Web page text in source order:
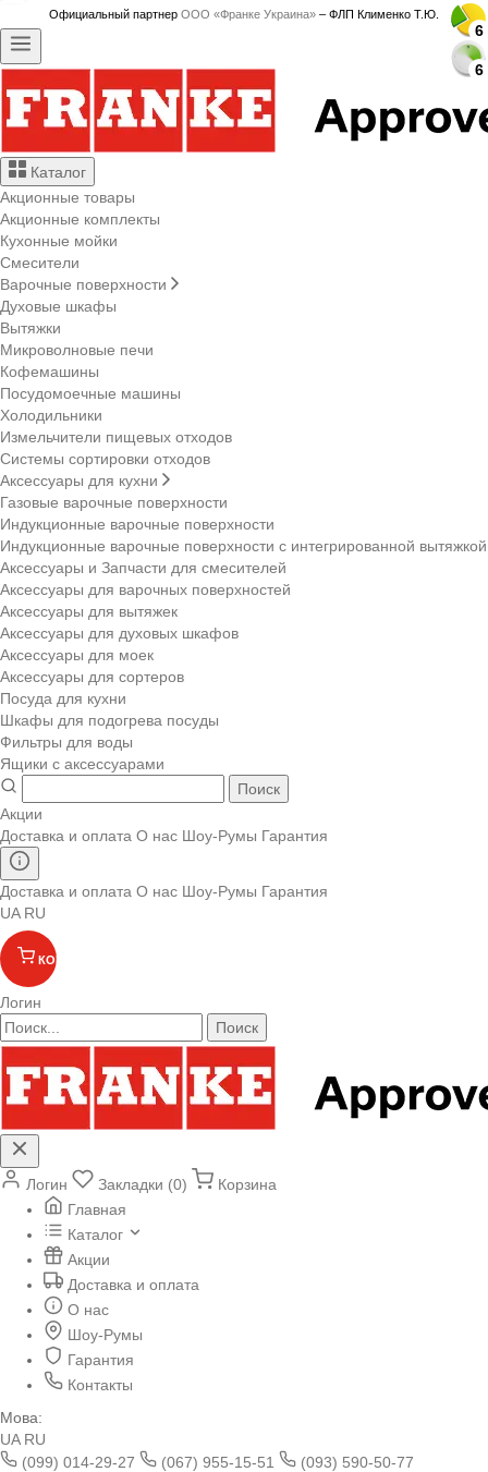
Официальный партнер ООО «Франке Украина» – ФЛП Клименко Т.Ю.
Каталог
Акционные товары
Акционные комплекты
Кухонные мойки
Смесители
Варочные поверхности
Духовые шкафы
Вытяжки
Микроволновые печи
Кофемашины
Посудомоечные машины
Холодильники
Измельчители пищевых отходов
Системы сортировки отходов
Аксессуары для кухни
Газовые варочные поверхности
Индукционные варочные поверхности
Индукционные варочные поверхности с интегрированной вытяжкой
Аксессуары и Запчасти для смесителей
Аксессуары для варочных поверхностей
Аксессуары для вытяжек
Аксессуары для духовых шкафов
Аксессуары для моек
Аксессуары для сортеров
Посуда для кухни
Шкафы для подогрева посуды
Фильтры для воды
Ящики с аксессуарами
Поиск
Акции
Доставка и оплата О нас Шоу-Румы Гарантия
Доставка и оплата О нас Шоу-Румы Гарантия
UA RU
КОРЗИНА
Логин
Поиск
Логин Закладки (0)
Корзина
Главная
Каталог
Акции
Доставка и оплата
О нас
Шоу-Румы
Гарантия
Контакты
Мова:
UA RU
(099) 014-29-27
(067) 955-15-51
(093) 590-50-77
6
6
6
6
6
6
6
6
6
6
6
6
6
6
6
6
6
6
6
6
6
6
6
6